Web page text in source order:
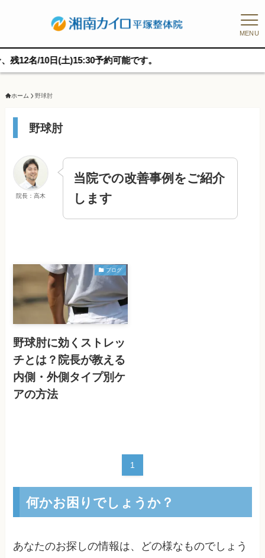
MENU
/10日(土)15:30予約可能です。
ホーム 野球肘
野球肘
院長：高木
当院での改善事例をご紹介
します
ブログ
野球肘に効くストレッ
チとは？院長が教える
内側・外側タイプ別ケ
アの方法
1
何かお困りでしょうか？
あなたのお探しの情報は、どの様なものでしょう